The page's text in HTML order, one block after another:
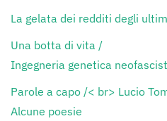
La gelata dei redditi degli
Una botta di vita /
Ingegneria genetica
Parole a capo /< br> Lucio
Alcune poesie